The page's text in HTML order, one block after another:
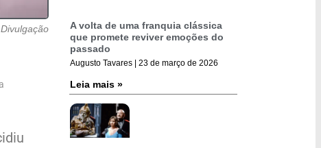
A volta de uma franquia clássica
que promete reviver emoções do
passado
Augusto Tavares 23 de março de 2026
Leia mais »